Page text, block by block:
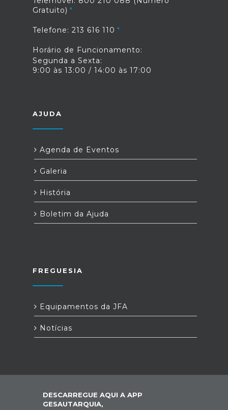
Gratuito)
Telefone: 213 616 110
Horário de Funcionamento:
Segunda a Sexta:
9:00 às 13:00 / 14:00 às 17:00
AJUDA
Agenda de Eventos
Galeria
História
Boletim da Ajuda
FREGUESIA
Equipamentos da JFA
Notícias
DESCARREGUE AQUI A APP
GESAUTARQUIA,